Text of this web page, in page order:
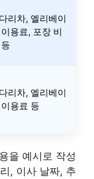
리차, 엘리베이
용료, 포장 비
리차, 엘리베이
용료 등
을 예시로 작성
, 이사 날짜, 추